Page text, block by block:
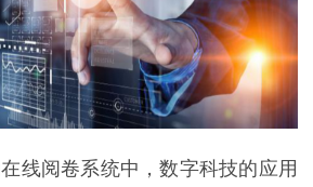
阅卷系统中，数字科技的应用